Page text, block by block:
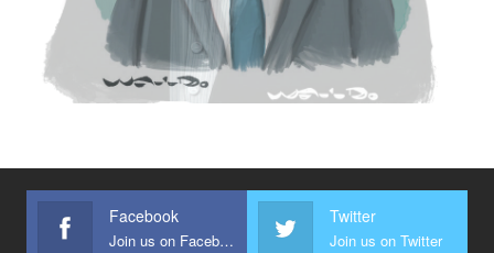
Facebook
Join us on Facebook
Twitter
Join us on Twitter